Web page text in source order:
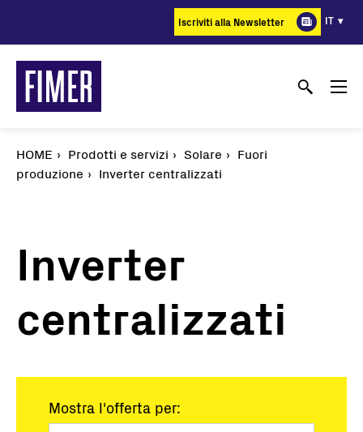
principale
Iscriviti alla Newsletter IT
HOME Prodotti e servizi Solare
Fuori
produzione
Inverter centralizzati
Inverter
centralizzati
Mostra l'offerta per: